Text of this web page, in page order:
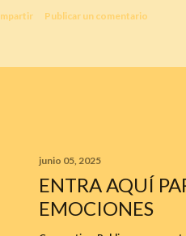
Publicar un comentario
junio 05, 2025
ENTRA AQUÍ
EMOCIONES